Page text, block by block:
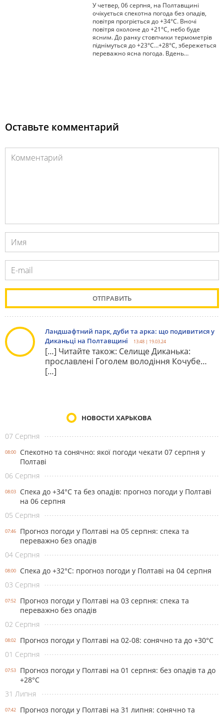
У четвер, 06 серпня, на Полтавщині
очікується спекотна погода без опадів,
повітря прогріється до +34°С. Вночі
повітря охолоне до +21°С, небо буде
ясним. До ранку стовпчики термометрів
піднімуться до +23°С…+28°С, збережеться
переважно ясна погода. Вдень…
Оставьте комментарий
Ландшафтний парк, дуби та арка: що подивитися у
Диканьці на Полтавщині
13:48 | 19.03.24
[…] Читайте також: Селище Диканька:
прославлені Гоголем володіння Кочубе…
[…]
НОВОСТИ ХАРЬКОВА
07 Серпня
08:00
Спекотно та сонячно: якої погоди чекати 07 серпня у
Полтаві
06 Серпня
08:03
Спека до +34°С та без опадів: прогноз погоди у Полтаві
на 06 серпня
05 Серпня
07:46
Прогноз погоди у Полтаві на 05 серпня: спека та
переважно без опадів
04 Серпня
08:00
Спека до +32°С: прогноз погоди у Полтаві на 04 серпня
03 Серпня
07:52
Прогноз погоди у Полтаві на 03 серпня: спека та
переважно без опадів
02 Серпня
08:02
Прогноз погоди у Полтаві на 02-08: сонячно та до +30°С
01 Серпня
07:53
Прогноз погоди у Полтаві на 01 серпня: без опадів та до
+28°С
31 Липня
07:42
Прогноз погоди у Полтаві на 31 липня: сонячно та